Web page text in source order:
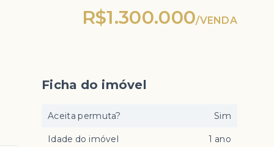
R$1.300.000/VENDA
Ficha do imóvel
Aceita permuta? Sim
Idade do imóvel 1 ano